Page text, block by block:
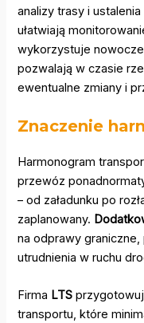
analizy trasy i
ułatwiają
wykorzystuje
pozwalają w czasie
ewentualne zmiany i
Znaczenie
Harmonogram
przewóz
– od załadunku po
zaplanowany.
na odprawy
utrudnienia w ruchu
Firma LTS
transportu, które